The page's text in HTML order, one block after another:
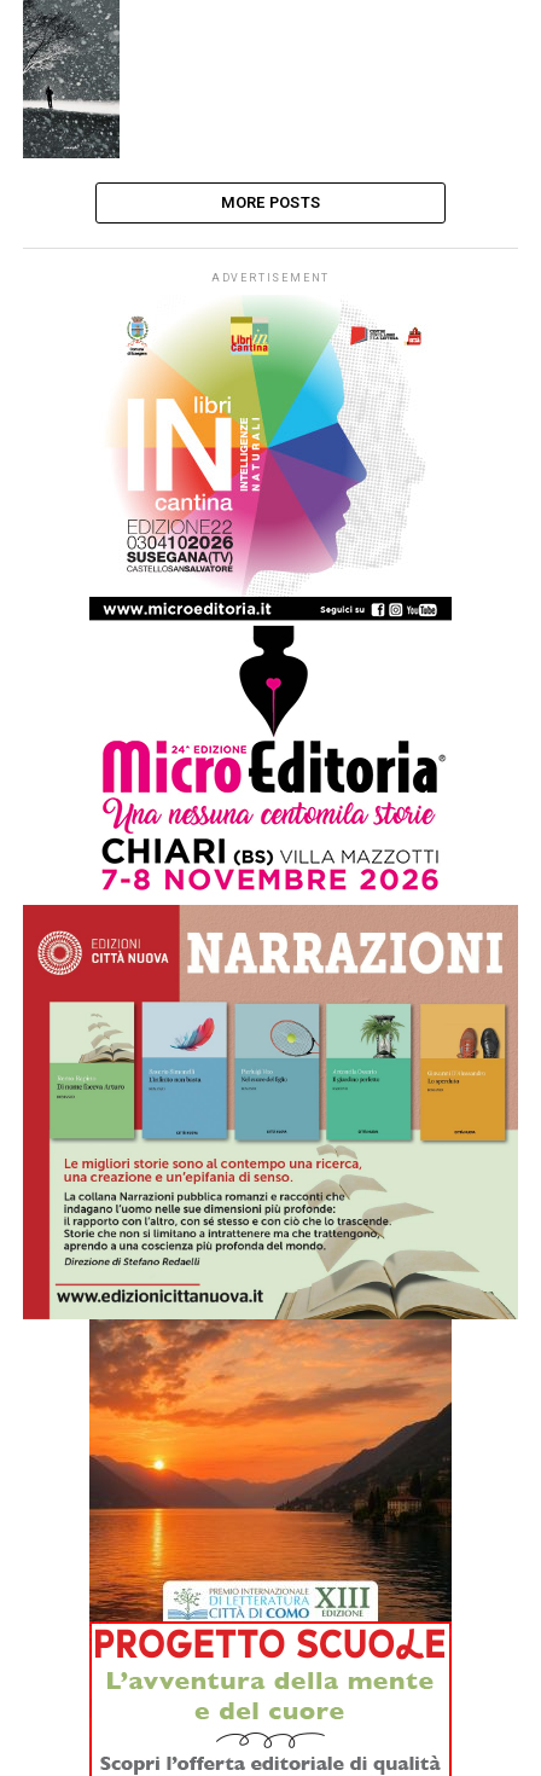
MORE POSTS
ADVERTISEMENT